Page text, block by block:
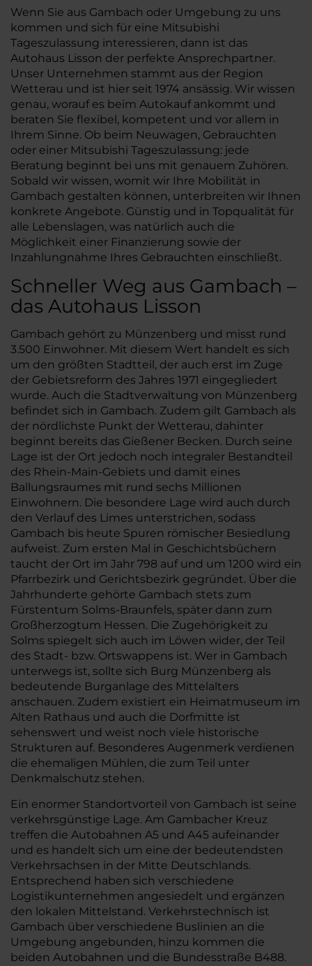
Wenn Sie aus Gambach oder Umgebung zu uns
kommen und sich für eine Mitsubishi
Tageszulassung interessieren, dann ist das
Autohaus Lisson der perfekte Ansprechpartner.
Unser Unternehmen stammt aus der Region
Wetterau und ist hier seit 1974 ansässig. Wir wissen
genau, worauf es beim Autokauf ankommt und
beraten Sie flexibel, kompetent und vor allem in
Ihrem Sinne. Ob beim Neuwagen, Gebrauchten
oder einer Mitsubishi Tageszulassung: jede
Beratung beginnt bei uns mit genauem Zuhören.
Sobald wir wissen, womit wir Ihre Mobilität in
Gambach gestalten können, unterbreiten wir Ihnen
konkrete Angebote. Günstig und in Topqualität für
alle Lebenslagen, was natürlich auch die
Möglichkeit einer Finanzierung sowie der
Inzahlungnahme Ihres Gebrauchten einschließt.
Schneller Weg aus Gambach –
das Autohaus Lisson
Gambach gehört zu Münzenberg und misst rund
3.500 Einwohner. Mit diesem Wert handelt es sich
um den größten Stadtteil, der auch erst im Zuge
der Gebietsreform des Jahres 1971 eingegliedert
wurde. Auch die Stadtverwaltung von Münzenberg
befindet sich in Gambach. Zudem gilt Gambach als
der nördlichste Punkt der Wetterau, dahinter
beginnt bereits das Gießener Becken. Durch seine
Lage ist der Ort jedoch noch integraler Bestandteil
des Rhein-Main-Gebiets und damit eines
Ballungsraumes mit rund sechs Millionen
Einwohnern. Die besondere Lage wird auch durch
den Verlauf des Limes unterstrichen, sodass
Gambach bis heute Spuren römischer Besiedlung
aufweist. Zum ersten Mal in Geschichtsbüchern
taucht der Ort im Jahr 798 auf und um 1200 wird ein
Pfarrbezirk und Gerichtsbezirk gegründet. Über die
Jahrhunderte gehörte Gambach stets zum
Fürstentum Solms-Braunfels, später dann zum
Großherzogtum Hessen. Die Zugehörigkeit zu
Solms spiegelt sich auch im Löwen wider, der Teil
des Stadt- bzw. Ortswappens ist. Wer in Gambach
unterwegs ist, sollte sich Burg Münzenberg als
bedeutende Burganlage des Mittelalters
anschauen. Zudem existiert ein Heimatmuseum im
Alten Rathaus und auch die Dorfmitte ist
sehenswert und weist noch viele historische
Strukturen auf. Besonderes Augenmerk verdienen
die ehemaligen Mühlen, die zum Teil unter
Denkmalschutz stehen.
Ein enormer Standortvorteil von Gambach ist seine
verkehrsgünstige Lage. Am Gambacher Kreuz
treffen die Autobahnen A5 und A45 aufeinander
und es handelt sich um eine der bedeutendsten
Verkehrsachsen in der Mitte Deutschlands.
Entsprechend haben sich verschiedene
Logistikunternehmen angesiedelt und ergänzen
den lokalen Mittelstand. Verkehrstechnisch ist
Gambach über verschiedene Buslinien an die
Umgebung angebunden, hinzu kommen die
beiden Autobahnen und die Bundesstraße B488.